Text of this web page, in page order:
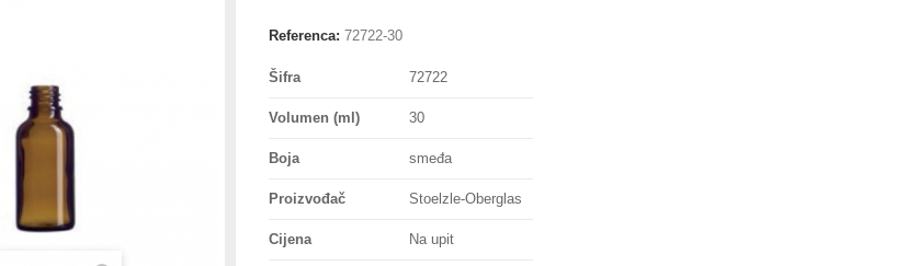
Referenca: 72722-30
Šifra 72722
Volumen (ml) 30
Boja smeđa
Proizvođač Stoelzle-Oberglas
Cijena Na upit